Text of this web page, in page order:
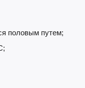
половым путем;